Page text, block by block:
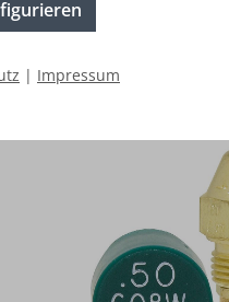
| Impressum